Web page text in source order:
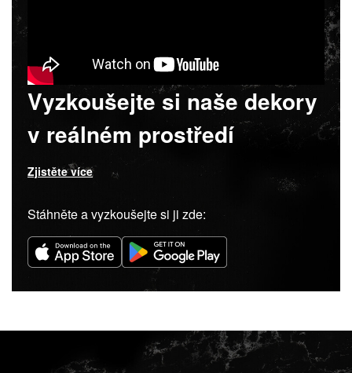
Vyzkoušejte si naše dekory
v reálném prostředí
Zjistěte více
Stáhněte a vyzkoušejte si ji zde: